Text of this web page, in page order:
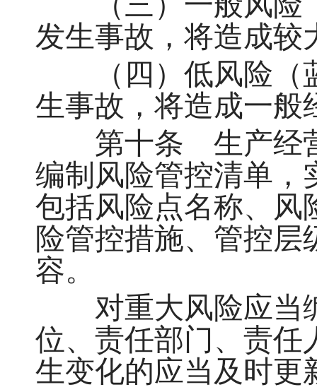
发生事故，将造成较
（四）低风险（蓝
生事故，将造成一般
第十条 生产经营
编制风险管控清单，
包括风险点名称、风
险管控措施、管控
容。
对重大风险应当编
位、责任部门、责任
生变化的应当及时更